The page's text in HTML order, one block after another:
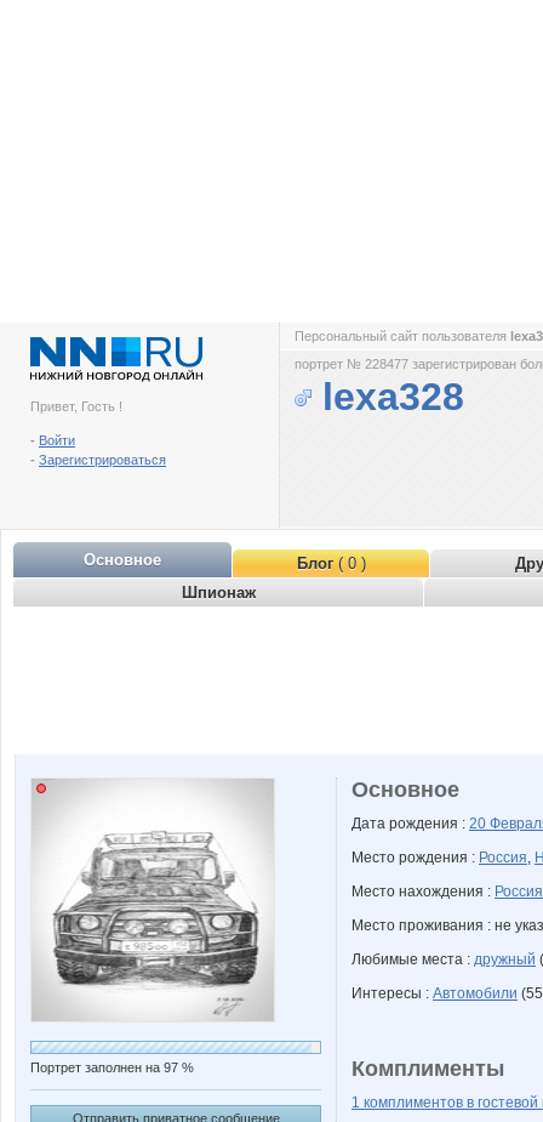
Привет, Гость !
- Войти
- Зарегистрироваться
Персональный сайт пользователя
портрет № 228477 зарегистрирован
lexa328
Основное Блог( 0 )
Шпионаж
Портрет заполнен на 97 %
Отправить приватное сообщение
Основное
Дата рождения : 20
Место рождения : Россия,
Место нахождения : Россия
Место проживания : не
Любимые места : дружный
Интересы : Автомобили
Комплименты
1 комплиментов в гостевой